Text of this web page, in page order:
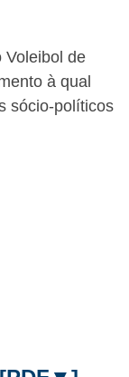
Voleibol de
à qual
sócio-políticos